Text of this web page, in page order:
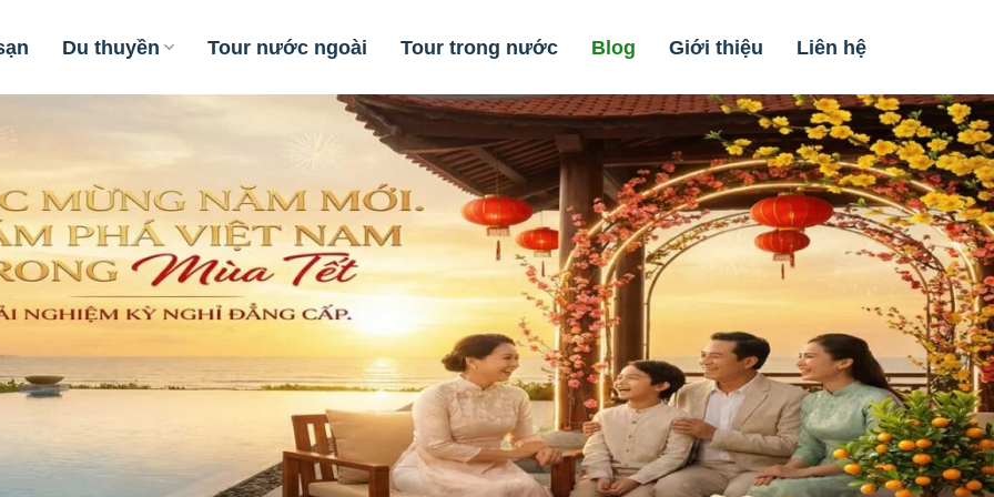
Du thuyền Tour nước ngoài Tour trong nước Blog Giới thiệu Liên hệ